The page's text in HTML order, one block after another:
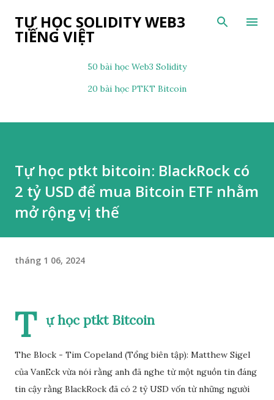
Chuyển đến nội dung chính
TỰ HỌC SOLIDITY WEB3
TIẾNG VIỆT
50 bài học Web3 Solidity
20 bài học PTKT Bitcoin
Tự học ptkt bitcoin: BlackRock có
2 tỷ USD để mua Bitcoin ETF nhằm
mở rộng vị thế
tháng 1 06, 2024
T ự học ptkt Bitcoin
The Block - Tim Copeland (Tổng biên tập): Matthew Sigel
của VanEck vừa nói rằng anh đã nghe từ một nguồn tin đáng
tin cậy rằng BlackRock đã có 2 tỷ USD vốn từ những người